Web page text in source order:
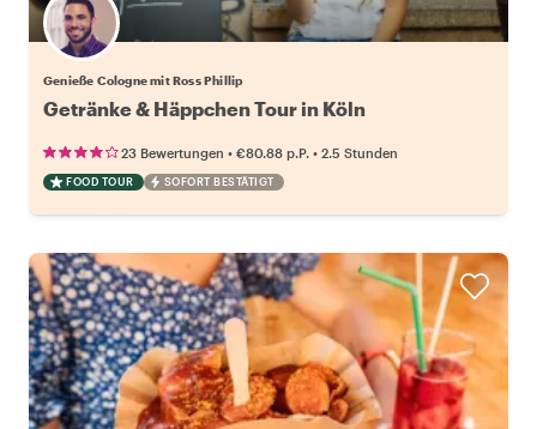
Genieße Cologne mit Ross Phillip
Getränke & Häppchen Tour in Köln
23 Bewertungen • €80.88 p.P. • 2.5 Stunden
FOOD TOUR SOFORT BESTÄTIGT